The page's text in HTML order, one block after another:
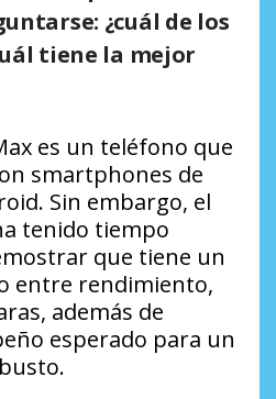
¿cuál de los
tiene la mejor
es un teléfono que
smartphones de
Sin embargo, el
tenido tiempo
que tiene un
entre rendimiento,
además de
esperado para un